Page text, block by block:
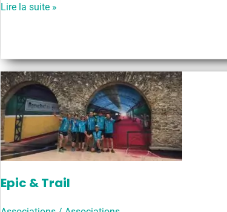
à
Historique
de
Rochefort-
en-
Yvelines
Devenez
Société
Historique
de
Rochefort-
en-
Yvelines
Lire la suite »
Epic & Trail